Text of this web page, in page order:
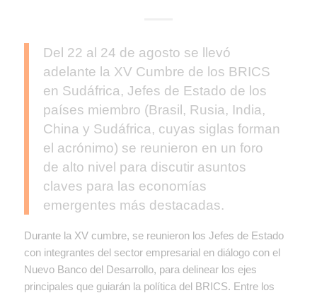
Del 22 al 24 de agosto se llevó
adelante la XV Cumbre de los BRICS
en Sudáfrica, Jefes de Estado de los
países miembro (Brasil, Rusia, India,
China y Sudáfrica, cuyas siglas forman
el acrónimo) se reunieron en un foro
de alto nivel para discutir asuntos
claves para las economías
emergentes más destacadas.
Durante la XV cumbre, se reunieron los Jefes de Estado
con integrantes del sector empresarial en diálogo con el
Nuevo Banco del Desarrollo, para delinear los ejes
principales que guiarán la política del BRICS. Entre los